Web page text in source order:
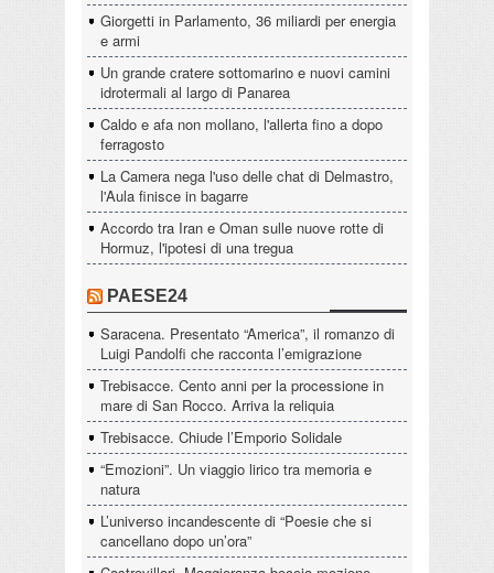
Giorgetti in Parlamento, 36 miliardi per energia
e armi
Un grande cratere sottomarino e nuovi camini
idrotermali al largo di Panarea
Caldo e afa non mollano, l'allerta fino a dopo
ferragosto
La Camera nega l'uso delle chat di Delmastro,
l'Aula finisce in bagarre
Accordo tra Iran e Oman sulle nuove rotte di
Hormuz, l'ipotesi di una tregua
PAESE24
Saracena. Presentato “America”, il romanzo di
Luigi Pandolfi che racconta l’emigrazione
Trebisacce. Cento anni per la processione in
mare di San Rocco. Arriva la reliquia
Trebisacce. Chiude l’Emporio Solidale
“Emozioni”. Un viaggio lirico tra memoria e
natura
L’universo incandescente di “Poesie che si
cancellano dopo un’ora”